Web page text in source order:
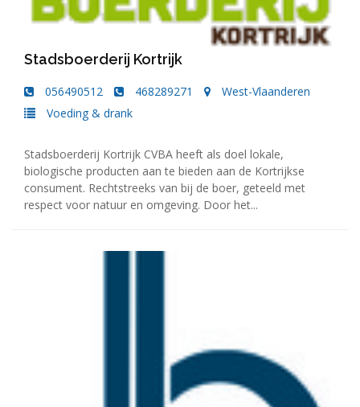
Stadsboerderij Kortrijk
056490512 468289271
West-Vlaanderen
Voeding & drank
Stadsboerderij Kortrijk CVBA heeft als doel lokale,
biologische producten aan te bieden aan de Kortrijkse
consument. Rechtstreeks van bij de boer, geteeld met
respect voor natuur en omgeving. Door het...